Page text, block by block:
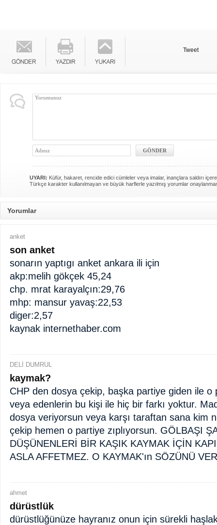
Tweet
UYARI: Küfür, hakaret, rencide edici cümleler veya imalar, inançlara saldırı
Türkçe karakter kullanılmayan ve büyük harflerle yazılmış yorumlar
Yorumlar
anket
son anket
sonarın yaptıgı anket ankara ili için
akp:melih gökçek 45,24
chp. mrat karayalçın:29,76
mhp: mansur yavaş:22,53
diger:2,57
kaynak internethaber.com
DELİ DUMRUL
kaymak?
CHP den dosya çekip, başka partiye giden ile o
veya edenlerin bu kişi ile hiç bir farkı yoktur.
dosya veriyorsun veya karşı taraftan sana kim
çekip hemen o partiye zıplıyorsun. GÖLBAŞI
DÜŞÜNENLERİ BİR KAŞIK KAYMAK İÇİN
ASLA AFFETMEZ. O KAYMAK'ın SÖZÜNÜ
ahmet
dürüstlük
dürüstlüğünüze hayranız onun için sürekli